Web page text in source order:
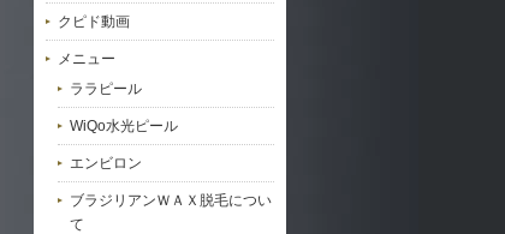
クピド動画
メニュー
ララピール
WiQo水光ピール
エンビロン
ブラジリアンＷＡＸ脱毛につい
て